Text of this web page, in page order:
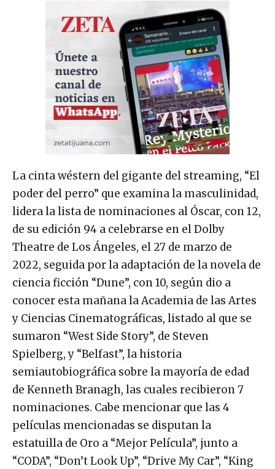
La cinta wéstern del gigante del streaming, “El
poder del perro” que examina la masculinidad,
lidera la lista de nominaciones al Óscar, con 12,
de su edición 94 a celebrarse en el Dolby
Theatre de Los Ángeles, el 27 de marzo de
2022, seguida por la adaptación de la novela de
ciencia ficción “Dune”, con 10, según dio a
conocer esta mañana la Academia de las Artes
y Ciencias Cinematográficas, listado al que se
sumaron “West Side Story”, de Steven
Spielberg, y “Belfast”, la historia
semiautobiográfica sobre la mayoría de edad
de Kenneth Branagh, las cuales recibieron 7
nominaciones. Cabe mencionar que las 4
películas mencionadas se disputan la
estatuilla de Oro a “Mejor Película”, junto a
“CODA”, “Don’t Look Up”, “Drive My Car”, “King